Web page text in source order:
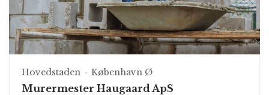
Hovedstaden København Ø
Murermester Haugaard ApS